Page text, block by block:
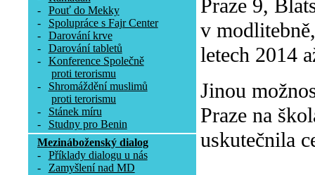
-
Pouť do Mekky
-
Spolupráce s Fajr Center
-
Darování krve
-
Darování tabletů
-
Konference Společně
proti terorismu
-
Shromáždění muslimů
proti terorismu
-
Stánek míru
-
Studny pro Benin
Mezináboženský dialog
-
Příklady dialogu u nás
-
Zamyšlení nad MD
Praze 9,
v
letech 2014
Jinou
Praze na
uskutečnila